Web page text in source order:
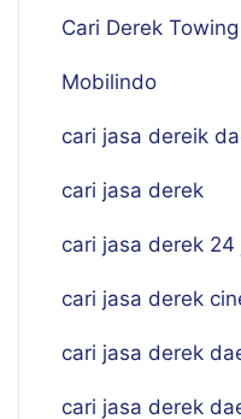
Cari Derek
Mobilindo
cari jasa dereik
cari jasa derek
cari jasa derek
cari jasa derek
cari jasa derek
cari jasa derek